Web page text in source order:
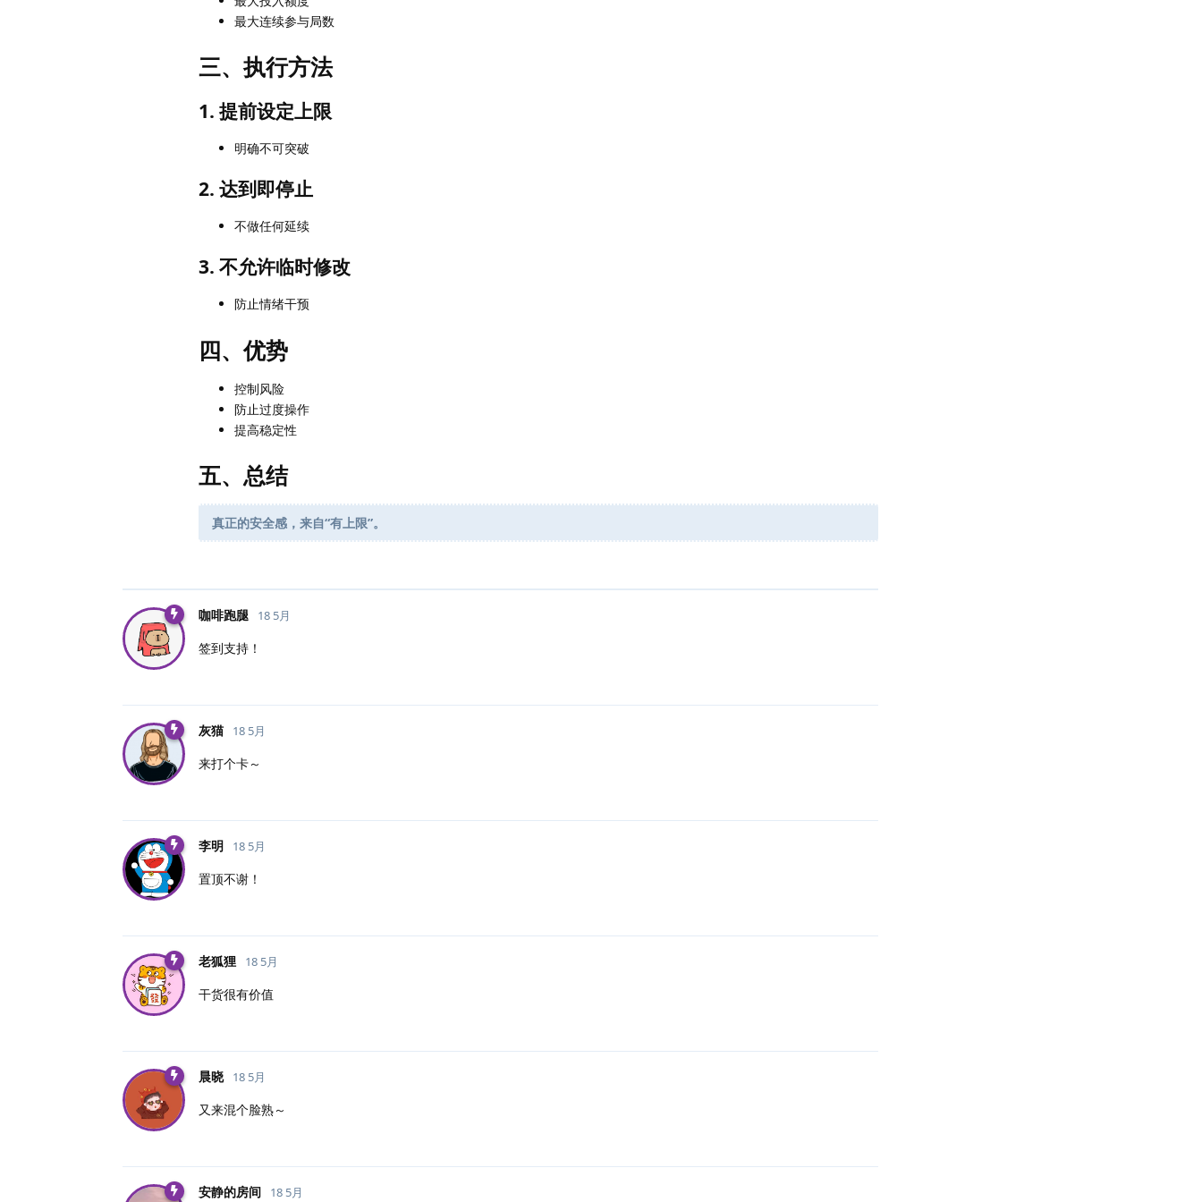
最大连续参与局数
三、执行方法
1. 提前设定上限
明确不可突破
2. 达到即停止
不做任何延续
3. 不允许临时修改
防止情绪干预
四、优势
控制风险
防止过度操作
提高稳定性
五、总结
真正的安全感，来自“有上限”。
咖啡跑腿 18 5月
签到支持！
灰猫 18 5月
来打个卡～
李明 18 5月
置顶不谢！
老狐狸 18 5月
干货很有价值
晨晓 18 5月
又来混个脸熟～
安静的房间 18 5月